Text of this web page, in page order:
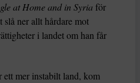
at Home and in Syria för
slå ner allt hårdare mot
i landet om han får
mer instabilt land, kom